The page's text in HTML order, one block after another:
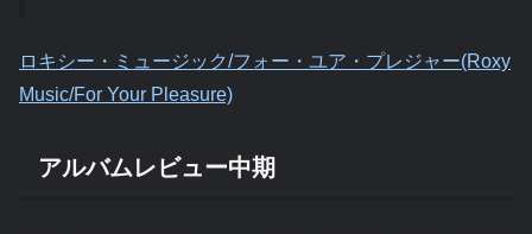
ロキシー・ミュージック/フォー・ユア・プレジャー(Roxy
Music/For Your Pleasure)
アルバムレビュー中期